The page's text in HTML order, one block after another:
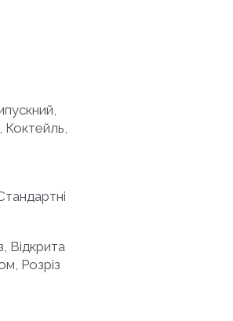
Коктейль,
Відкрита
Розріз